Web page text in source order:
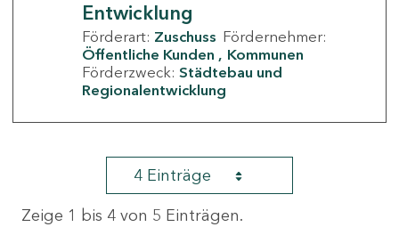
Entwicklung
Förderart: Zuschuss Fördernehmer:
Öffentliche Kunden
Kommunen
Förderzweck: Städtebau und
Regionalentwicklung
4 Einträge
Zeige 1 bis 4 von 5 Einträgen.